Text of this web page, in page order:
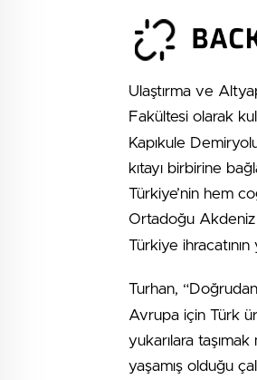
Ulaştırma ve
Fakültesi olarak
Kapıkule
kıtayı birbirine
Türkiye’nin hem
Ortadoğu
Türkiye
Turhan, “Doğrudan
Avrupa için Türk
yukarılara
yaşamış olduğu